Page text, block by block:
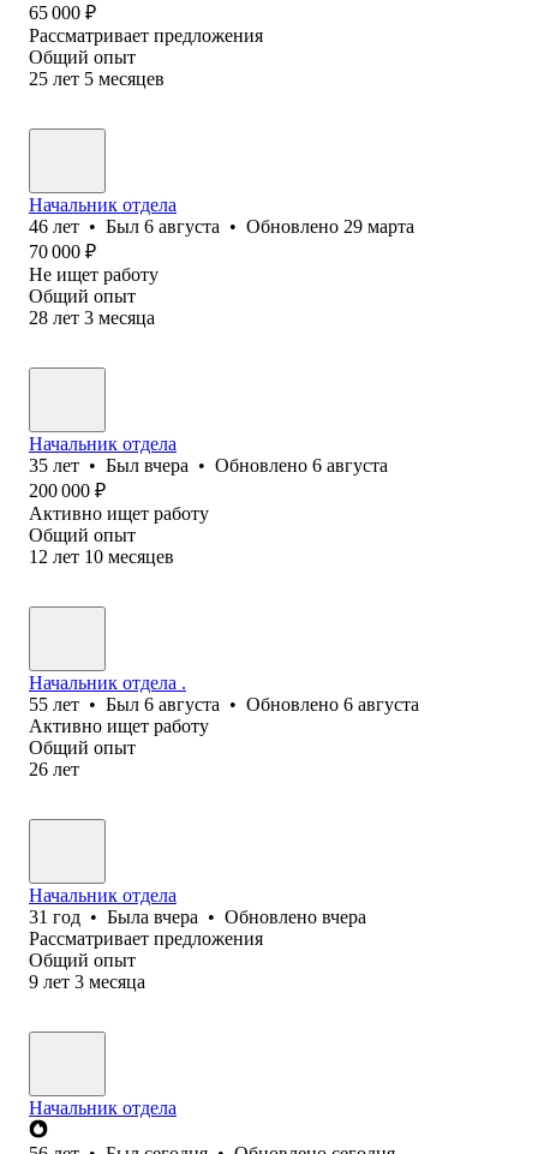
65 000 ₽
Рассматривает предложения
Общий опыт
25 лет 5 месяцев
Начальник отдела
46 лет • Был 6 августа • Обновлено 29 марта
70 000 ₽
Не ищет работу
Общий опыт
28 лет 3 месяца
Начальник отдела
35 лет • Был вчера • Обновлено 6 августа
200 000 ₽
Активно ищет работу
Общий опыт
12 лет 10 месяцев
Начальник отдела .
55 лет • Был 6 августа • Обновлено 6 августа
Активно ищет работу
Общий опыт
26 лет
Начальник отдела
31 год • Была вчера • Обновлено вчера
Рассматривает предложения
Общий опыт
9 лет 3 месяца
Начальник отдела